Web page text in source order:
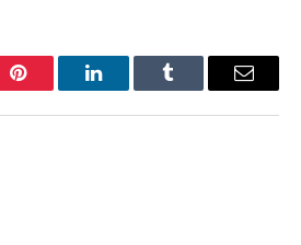
Pinterest LinkedInTumblr Email